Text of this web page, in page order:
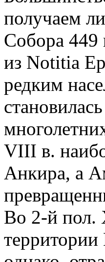
получаем
Собора 449
из Notitia
редким
VIII в.
Анкира, а
Во 2-й пол.
территории